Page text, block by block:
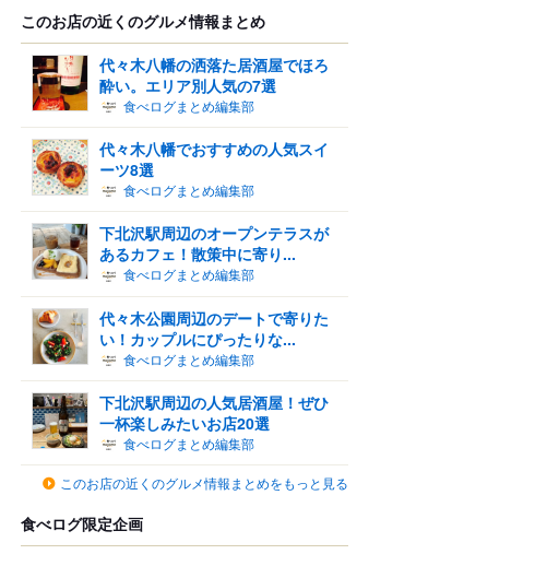
このお店の近くのグルメ情報まとめ
代々木八幡の洒落た居酒屋でほろ
酔い。エリア別人気の7選
食べログまとめ編集部
代々木八幡でおすすめの人気スイ
ーツ8選
食べログまとめ編集部
下北沢駅周辺のオープンテラスが
あるカフェ！散策中に寄り...
食べログまとめ編集部
代々木公園周辺のデートで寄りた
い！カップルにぴったりな...
食べログまとめ編集部
下北沢駅周辺の人気居酒屋！ぜひ
一杯楽しみたいお店20選
食べログまとめ編集部
このお店の近くのグルメ情報まとめをもっと見る
食べログ限定企画